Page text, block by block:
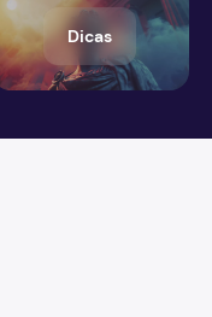
Dicas